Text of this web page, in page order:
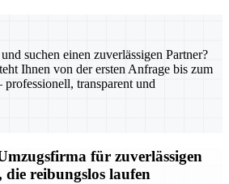
suchen einen zuverlässigen Partner?
Ihnen von der ersten Anfrage bis zum
transparent und
für zuverlässigen
die reibungslos laufen